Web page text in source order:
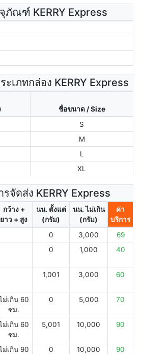
ภัณฑ์ KERRY Express
เภทกล่อง KERRY Express
ชื่อขนาด / Size
S
M
L
XL
จัดส่ง KERRY Express
กว้าง +
ยาว + สูง
นน. ตั้งแต่
(กรัม)
นน. ไม่เกิน
(กรัม)
ค่า
บริการ
0 3,000
69
0 1,000 40
1,001 3,000 60
ม่เกิน 60
ซม.
0 5,000 70
ม่เกิน 60
ซม.
5,001 10,000 90
ม่เกิน 90
0 10,000 90